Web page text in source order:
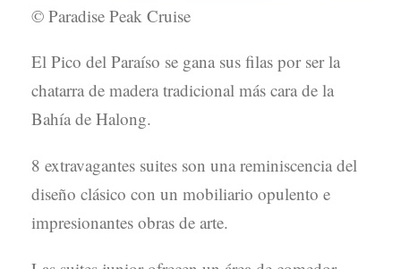
© Paradise Peak Cruise
El Pico del Paraíso se gana sus filas por ser la
chatarra de madera tradicional más cara de la
Bahía de Halong.
8 extravagantes suites son una reminiscencia del
diseño clásico con un mobiliario opulento e
impresionantes obras de arte.